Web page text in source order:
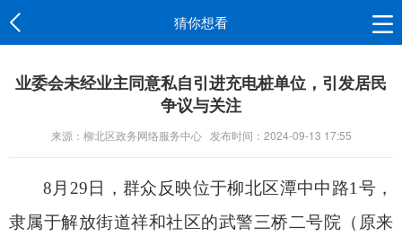
猜你想看
业委会未经业主同意私自引进充电桩单位，引发居民
争议与关注
来源：柳北区政务网络服务中心 发布时间：2024-09-13 17:55
8月29日，群众反映位于柳北区潭中中路1号，
隶属于解放街道祥和社区的武警三桥二号院（原来